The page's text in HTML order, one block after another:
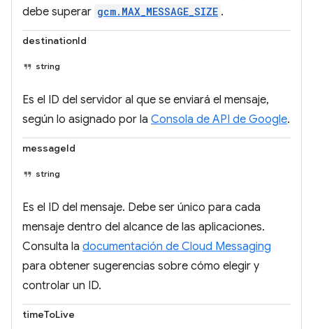
debe superar gcm.MAX_MESSAGE_SIZE .
destinationId
string
Es el ID del servidor al que se enviará el mensaje,
según lo asignado por la Consola de API de Google.
messageId
string
Es el ID del mensaje. Debe ser único para cada
mensaje dentro del alcance de las aplicaciones.
Consulta la documentación de Cloud Messaging
para obtener sugerencias sobre cómo elegir y
controlar un ID.
timeToLive